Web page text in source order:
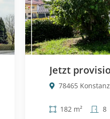
78465 Konstanz
182 m²
8